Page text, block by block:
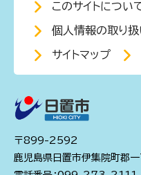
このサイトについ
個人情報の取り扱
サイトマップ
〒899-2592
鹿児島県日置市伊集院町郡